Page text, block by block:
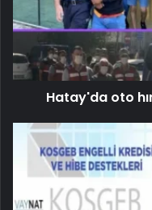
Hatay'da oto